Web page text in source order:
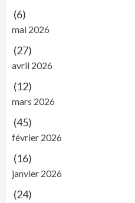
(6)
mai 2026
(27)
avril 2026
(12)
mars 2026
(45)
février 2026
(16)
janvier 2026
(24)